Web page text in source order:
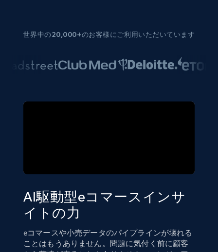
世界中の20,000+のお客様にご利用いただいています
AI駆動型eコマースインサ
イトの力
eコマースや小売データのパイプラインが壊れる
ことはもうありません。問題に気付く前に顧客